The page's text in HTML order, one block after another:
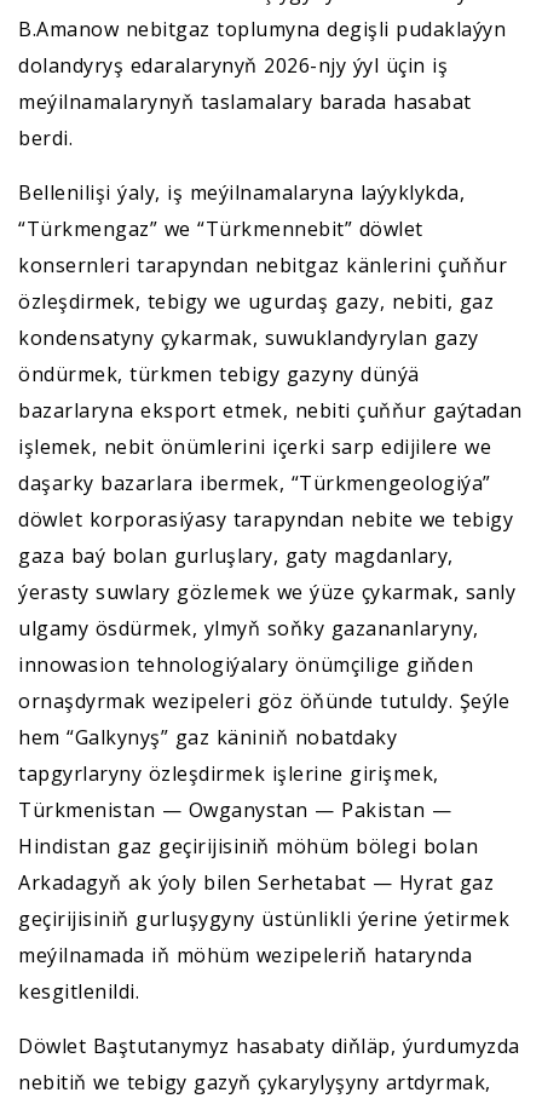
B.Amanow nebitgaz toplumyna degişli pudaklaýyn
dolandyryş edaralarynyň 2026-njy ýyl üçin iş
meýilnamalarynyň taslamalary barada hasabat
berdi.
Bellenilişi ýaly, iş meýilnamalaryna laýyklykda,
“Türkmengaz” we “Türkmennebit” döwlet
konsernleri tarapyndan nebitgaz känlerini çuňňur
özleşdirmek, tebigy we ugurdaş gazy, nebiti, gaz
kondensatyny çykarmak, suwuklandyrylan gazy
öndürmek, türkmen tebigy gazyny dünýä
bazarlaryna eksport etmek, nebiti çuňňur gaýtadan
işlemek, nebit önümlerini içerki sarp edijilere we
daşarky bazarlara ibermek, “Türkmengeologiýa”
döwlet korporasiýasy tarapyndan nebite we tebigy
gaza baý bolan gurluşlary, gaty magdanlary,
ýerasty suwlary gözlemek we ýüze çykarmak, sanly
ulgamy ösdürmek, ylmyň soňky gazananlaryny,
innowasion tehnologiýalary önümçilige giňden
ornaşdyrmak wezipeleri göz öňünde tutuldy. Şeýle
hem “Galkynyş” gaz käniniň nobatdaky
tapgyrlaryny özleşdirmek işlerine girişmek,
Türkmenistan — Owganystan — Pakistan —
Hindistan gaz geçirijisiniň möhüm bölegi bolan
Arkadagyň ak ýoly bilen Serhetabat — Hyrat gaz
geçirijisiniň gurluşygyny üstünlikli ýerine ýetirmek
meýilnamada iň möhüm wezipeleriň hatarynda
kesgitlenildi.
Döwlet Baştutanymyz hasabaty diňläp, ýurdumyzda
nebitiň we tebigy gazyň çykarylyşyny artdyrmak,